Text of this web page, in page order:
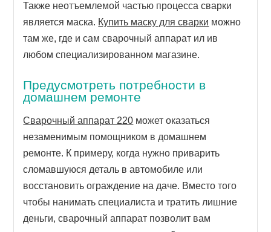
Также неотъемлемой частью процесса сварки
является маска. Купить маску для сварки можно
там же, где и сам сварочный аппарат ил ив
любом специализированном магазине.
Предусмотреть потребности в
домашнем ремонте
Сварочный аппарат 220 может оказаться
незаменимым помощником в домашнем
ремонте. К примеру, когда нужно приварить
сломавшуюся деталь в автомобиле или
восстановить ограждение на даче. Вместо того
чтобы нанимать специалиста и тратить лишние
деньги, сварочный аппарат позволит вам